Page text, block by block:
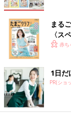
まる
〈ス
赤ち
1日だ
PR(ショ